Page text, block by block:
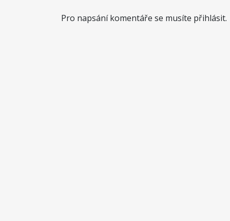
Pro napsání komentáře se musíte přihlásit.